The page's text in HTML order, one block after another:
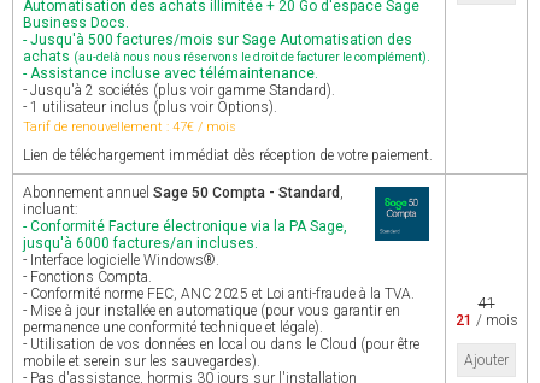
Automatisation des achats illimitée + 20 Go d'espace Sage
Business Docs.
- Jusqu'à 500 factures/mois sur Sage Automatisation des
achats (au-delà nous nous réservons le droit de facturer le complément).
- Assistance incluse avec télémaintenance.
- Jusqu'à 2 sociétés (plus voir gamme Standard).
- 1 utilisateur inclus (plus voir Options).
Tarif de renouvellement : 47€ / mois
Lien de téléchargement immédiat dès réception de votre paiement.
Abonnement annuel Sage 50 Compta - Standard ,
incluant:
- Conformité Facture électronique via la PA Sage,
jusqu'à 6000 factures/an incluses.
- Interface logicielle Windows®.
- Fonctions Compta.
- Conformité norme FEC, ANC 2025 et Loi anti-fraude à la TVA.
- Mise à jour installée en automatique (pour vous garantir en
permanence une conformité technique et légale).
- Utilisation de vos données en local ou dans le Cloud (pour être
mobile et serein sur les sauvegardes).
- Pas d'assistance, hormis 30 jours sur l'installation
41
21 / mois
Ajouter